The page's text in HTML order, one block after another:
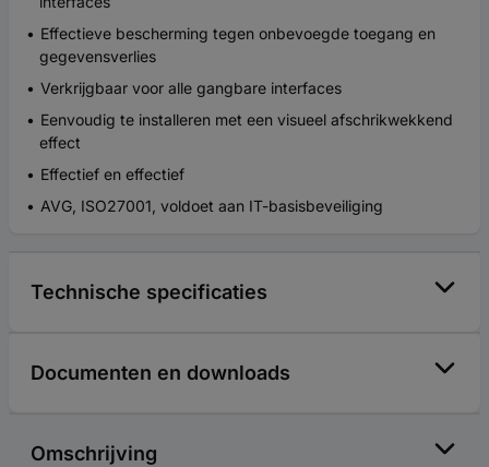
Effectieve bescherming tegen onbevoegde toegang en
gegevensverlies
Verkrijgbaar voor alle gangbare interfaces
Eenvoudig te installeren met een visueel afschrikwekkend
effect
Effectief en effectief
AVG, ISO27001, voldoet aan IT-basisbeveiliging
Technische specificaties
Documenten en downloads
Omschrijving